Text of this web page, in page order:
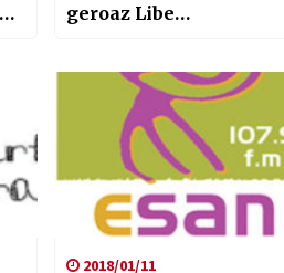
geroaz Libe
2018/01/11